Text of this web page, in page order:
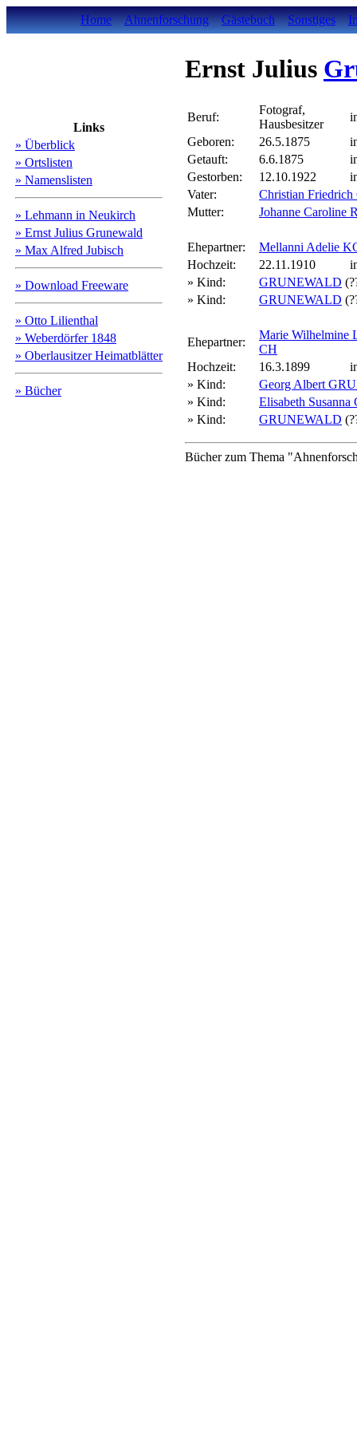
Home Ahnenforschung Gästebuch Sonstiges
Links
» Überblick
» Ortslisten
» Namenslisten
» Lehmann in Neukirch
» Ernst Julius Grunewald
» Max Alfred Jubisch
» Download Freeware
» Otto Lilienthal
» Weberdörfer 1848
» Oberlausitzer Heimatblätter
» Bücher
Ernst Julius
Beruf:
Fotograf,
Hausbesitzer
Geboren:
26.5.1875
Getauft:
6.6.1875
Gestorben:
12.10.1922
Vater:
Christian
Mutter:
Johanne Caroline
Ehepartner:
Mellanni Adelie
Hochzeit:
22.11.1910
» Kind:
GRUNEWALD
» Kind:
GRUNEWALD
Ehepartner:
Marie Wilhelmine
CH
Hochzeit:
16.3.1899
» Kind:
Georg Albert
» Kind:
Elisabeth
» Kind:
GRUNEWALD
Bücher zum Thema